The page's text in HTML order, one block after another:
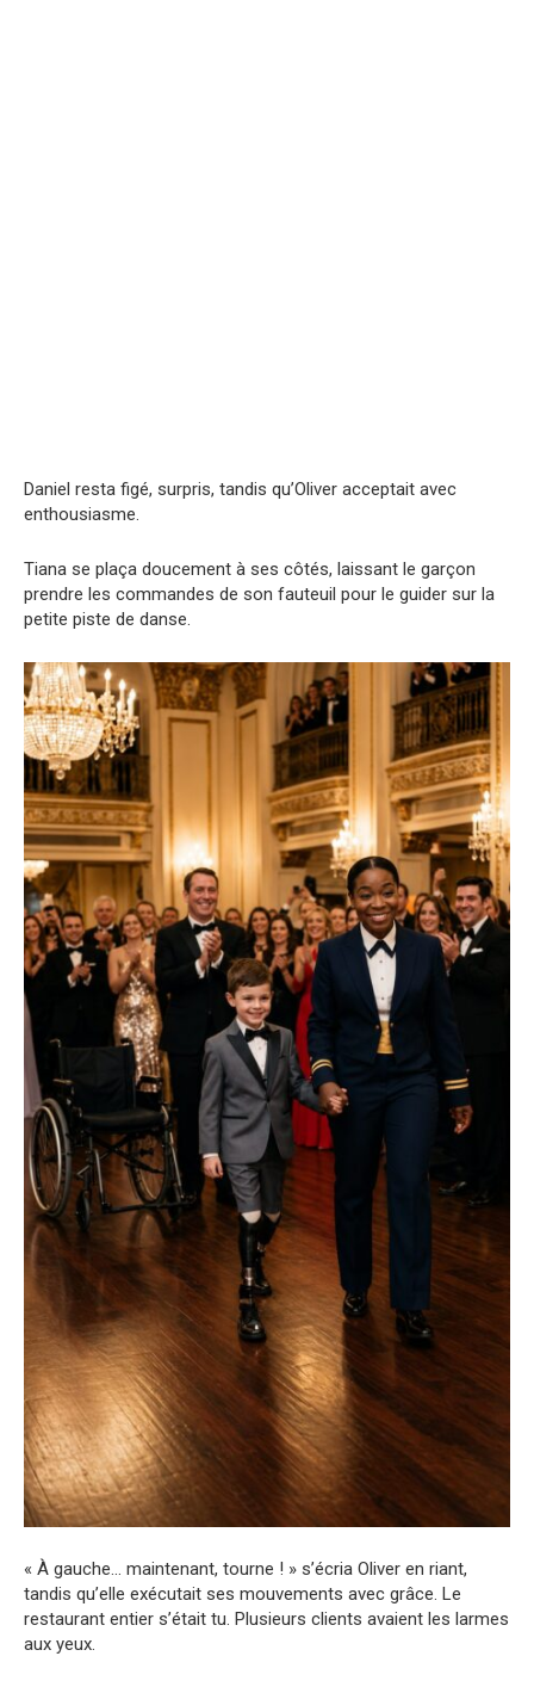
Daniel resta figé, surpris, tandis qu’Oliver acceptait avec
enthousiasme.
Tiana se plaça doucement à ses côtés, laissant le garçon
prendre les commandes de son fauteuil pour le guider sur la
petite piste de danse.
« À gauche… maintenant, tourne ! » s’écria Oliver en riant,
tandis qu’elle exécutait ses mouvements avec grâce. Le
restaurant entier s’était tu. Plusieurs clients avaient les larmes
aux yeux.